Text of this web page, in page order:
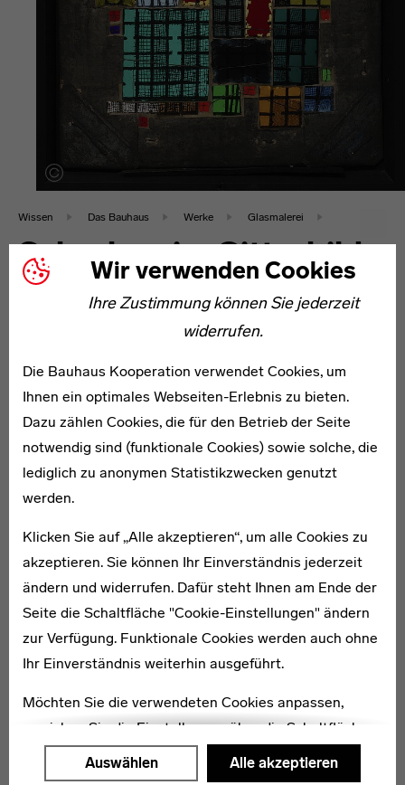
Wir verwenden Cookies
Ihre Zustimmung können Sie jederzeit
widerrufen.
Die Bauhaus Kooperation verwendet Cookies, um
Ihnen ein optimales Webseiten-Erlebnis zu bieten.
Dazu zählen Cookies, die für den Betrieb der Seite
notwendig sind (funktionale Cookies) sowie solche, die
lediglich zu anonymen Statistikzwecken genutzt
werden.
Klicken Sie auf „Alle akzeptieren“, um alle Cookies zu
akzeptieren. Sie können Ihr Einverständnis jederzeit
ändern und widerrufen. Dafür steht Ihnen am Ende der
Seite die Schaltfläche "Cookie-Einstellungen" ändern
zur Verfügung. Funktionale Cookies werden auch ohne
Ihr Einverständnis weiterhin ausgeführt.
Möchten Sie die verwendeten Cookies anpassen,
erreichen Sie die Einstellungen über die Schaltfläche
"Auswählen".
Auswählen Alle akzeptieren
Wissen Das Bauhaus Werke Glasmalerei
Scherben im Gitterbild
Josef Albers, 1921
text
Josef Albers, der der katholischen Kirche angehörte,
hatte eine Vorliebe für die Symbolik des Werkstoffs
Glas. Sein Glasfenster „Scherben im Gitterbild“
entstand 1921, als Albers Student in der
Glasmalereiwerkstatt war, zu deren Leiter er schließlich
Literatur:
Danilowitz, Brenda (2009): „Tatsächlich reizvoll, wenn auch etwas brutal.“
Josef Albers‘ Gitterbild, in: Bauhaus-Archiv Berlin/Museum für Gestaltung,
Ostfildern, S. 93ff.